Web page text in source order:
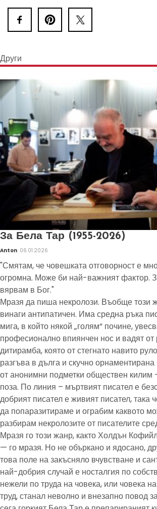
Други
За Бела Тар (1955-2026)
Anton 06.01.2026
"Смятам, че човешката отговорност е
огромна. Може би най-важният фактор.
вярвам в Бог."
Мразя да пиша некролози. Въобще този
винаги антипатичен. Има средна ръка
мига, в който някой „голям“ почине,
професионално впиянчен нос и вадят от
дитирамба, която от стегнато навито
разгъва в дълга и скучно
от анонимни подметки обществен килим
поза. По линия – мъртвият писател е
добрият писател е живият писател, така
да попаразитираме и ограбим каквото
разбирам некролозите от писателите
Мразя го този жанр, както Холдън
— го мразя. Но не объркано и ядосано,
това поле на закъсняло вчувстване и
най-добрия случай е носталгия по
нежели по труда на човека, или човека
труд, станал неволно и внезапно повод